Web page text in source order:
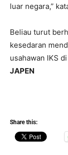
luar negara,”
Beliau turut
kesedaran
usahawan IKS
JAPEN
Share this: